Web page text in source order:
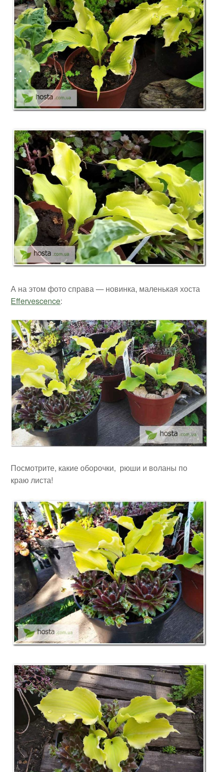
А на этом фото справа — новинка, маленькая хоста
Effervescence:
Посмотрите, какие оборочки, рюши и воланы по
краю листа!